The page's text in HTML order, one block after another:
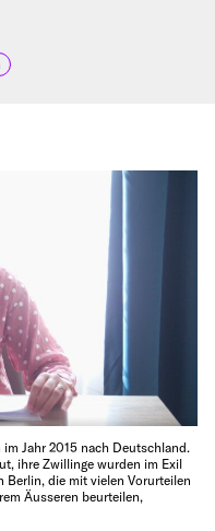
Jahr 2015 nach Deutschland.
ihre Zwillinge wurden im Exil
Berlin, die mit vielen Vorurteilen
Äusseren beurteilen,